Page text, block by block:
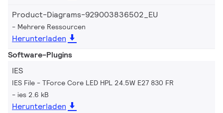
Product-Diagrams-929003836502_EU
Mehrere Ressourcen
Herunterladen
Software-Plugins
IES
IES File - TForce Core LED HPL 24.5W E27 830 FR
ies 2.6 kB
Herunterladen